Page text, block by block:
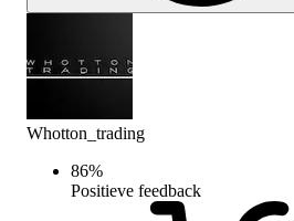
Whotton_trading
86%
Positieve feedback